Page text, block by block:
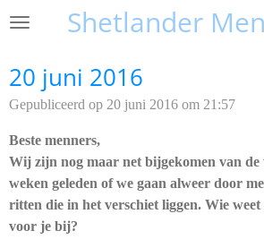
Ga
de
hoofdinhoud
Shetlander
20 juni 2016
Gepubliceerd op 20 juni 2016 om 21:57
Beste menners,
Wij zijn nog maar net bijgekomen van
weken geleden of we gaan alweer door
ritten die in het verschiet liggen. Wie
voor je bij?